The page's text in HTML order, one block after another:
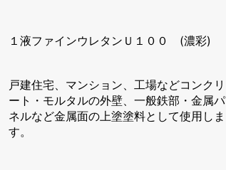
１液ファインウレタンＵ１００ (濃彩)
戸建住宅、マンション、工場などコンクリ
ート・モルタルの外壁、一般鉄部・金属パ
ネルなど金属面の上塗塗料として使用しま
す。